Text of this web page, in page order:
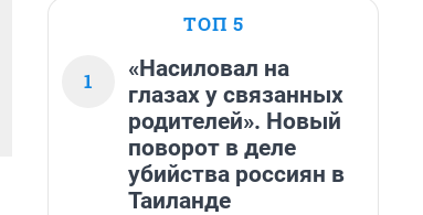
ТОП 5
1
«Насиловал на
глазах у связанных
родителей». Новый
поворот в деле
убийства россиян в
Таиланде